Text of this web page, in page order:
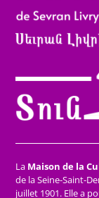
La Maison de la
de la Seine-Saint-
juillet 1901. Elle a